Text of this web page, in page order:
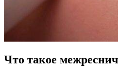
Что такое